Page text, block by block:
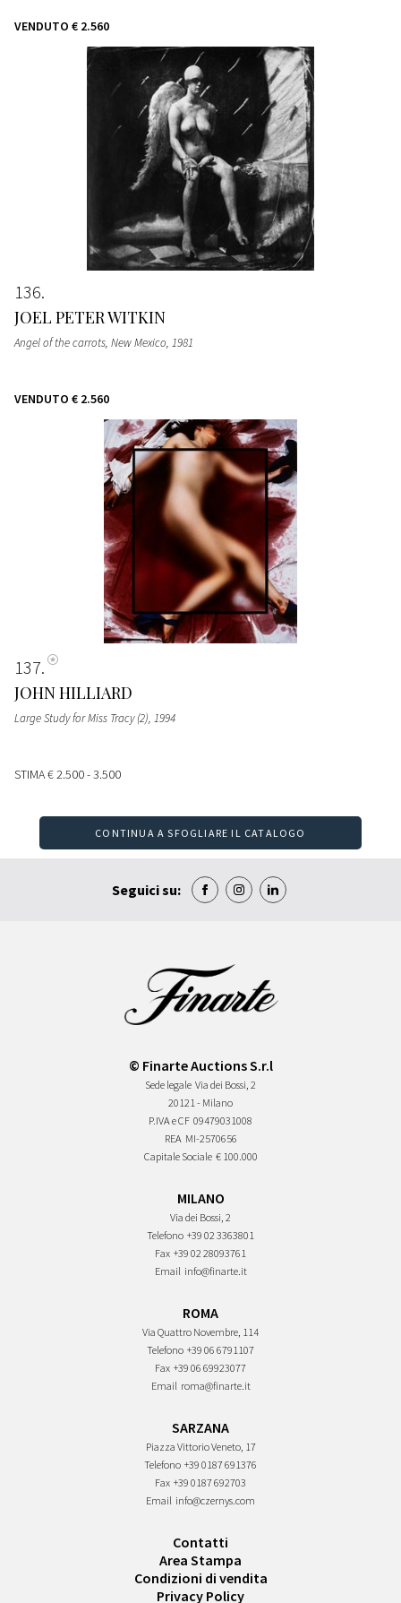
VENDUTO € 2.560
136
JOEL PETER WITKIN
Angel of the carrots, New Mexico, 1981
VENDUTO € 2.560
137
JOHN HILLIARD
Large Study for Miss Tracy (2), 1994
STIMA€ 2.500 - 3.500
CONTINUA A SFOGLIARE IL CATALOGO
Seguici su:
© Finarte Auctions S.r.l
Sede legale Via dei Bossi, 2
20121 - Milano
P.IVA e CF 09479031008
REA MI-2570656
Capitale Sociale € 100.000
MILANO
Via dei Bossi, 2
Telefono +39 02 3363801
Fax +39 02 28093761
Email info@finarte.it
ROMA
Via Quattro Novembre, 114
Telefono +39 06 6791107
Fax +39 06 69923077
Email roma@finarte.it
SARZANA
Piazza Vittorio Veneto, 17
Telefono +39 0187 691376
Fax +39 0187 692703
Email info@czernys.com
Contatti
Area Stampa
Condizioni di vendita
Privacy Policy